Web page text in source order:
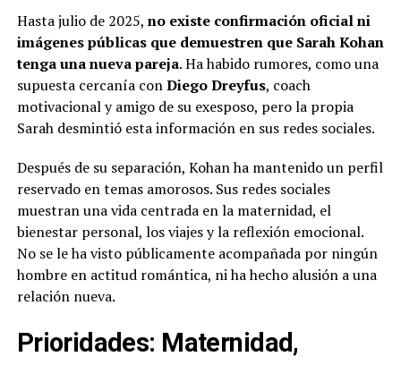
Hasta julio de 2025, no existe confirmación oficial ni
imágenes públicas que demuestren que Sarah Kohan
tenga una nueva pareja. Ha habido rumores, como una
supuesta cercanía conDiego Dreyfus, coach
motivacional y amigo de su exesposo, pero la propia
Sarah desmintió esta información en sus redes sociales.
Después de su separación, Kohan ha mantenido un perfil
reservado en temas amorosos. Sus redes sociales
muestran una vida centrada en la maternidad, el
bienestar personal, los viajes y la reflexión emocional.
No se le ha visto públicamente acompañada por ningún
hombre en actitud romántica, ni ha hecho alusión a una
relación nueva.
Prioridades: Maternidad,